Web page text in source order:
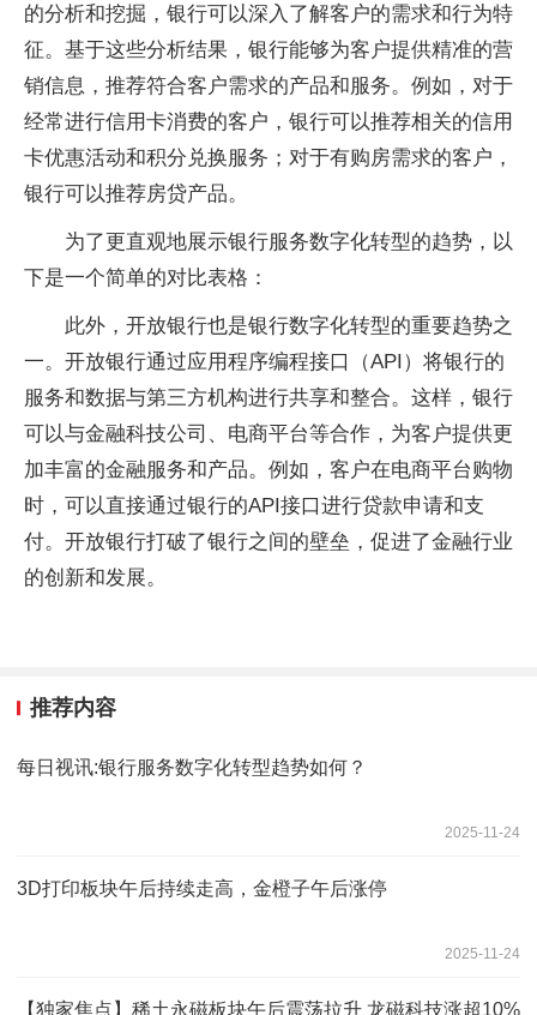
的分析和挖掘，银行可以深入了解客户的需求和行为特
征。基于这些分析结果，银行能够为客户提供精准的营
销信息，推荐符合客户需求的产品和服务。例如，对于
经常进行信用卡消费的客户，银行可以推荐相关的信用
卡优惠活动和积分兑换服务；对于有购房需求的客户，
银行可以推荐房贷产品。
为了更直观地展示银行服务数字化转型的趋势，以
下是一个简单的对比表格：
此外，开放银行也是银行数字化转型的重要趋势之
一。开放银行通过应用程序编程接口（API）将银行的
服务和数据与第三方机构进行共享和整合。这样，银行
可以与金融科技公司、电商平台等合作，为客户提供更
加丰富的金融服务和产品。例如，客户在电商平台购物
时，可以直接通过银行的API接口进行贷款申请和支
付。开放银行打破了银行之间的壁垒，促进了金融行业
的创新和发展。
推荐内容
每日视讯:银行服务数字化转型趋势如何？
2025-11-24
3D打印板块午后持续走高，金橙子午后涨停
2025-11-24
【独家焦点】稀土永磁板块午后震荡拉升 龙磁科技涨超10%